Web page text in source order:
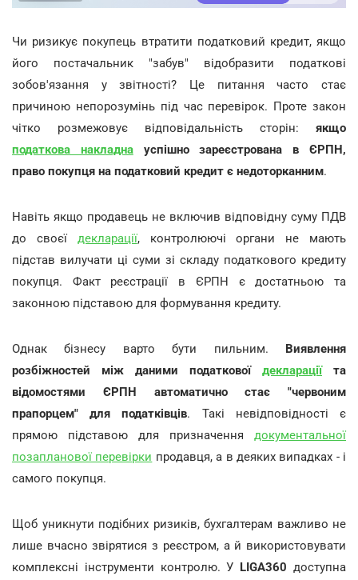
Чи ризикує покупець втратити податковий кредит, якщо
його постачальник "забув" відобразити податкові
зобов'язання у звітності? Це питання часто стає
причиною непорозумінь під час перевірок. Проте закон
чітко розмежовує відповідальність сторін: якщо
податкова накладнауспішно зареєстрована в ЄРПН,
право покупця на податковий кредит є недоторканним.
Навіть якщо продавець не включив відповідну суму ПДВ
до своєї декларації, контролюючі органи не мають
підстав вилучати ці суми зі складу податкового кредиту
покупця. Факт реєстрації в ЄРПН є достатньою та
законною підставою для формування кредиту.
Однак бізнесу варто бути пильним. Виявлення
розбіжностей між даними податкової деклараціїта
відомостями ЄРПН автоматично стає "червоним
прапорцем" для податківців. Такі невідповідності є
прямою підставою для призначення документальної
позапланової перевірки продавця, а в деяких випадках - і
самого покупця.
Щоб уникнути подібних ризиків, бухгалтерам важливо не
лише вчасно звірятися з реєстром, а й використовувати
комплексні інструменти контролю. У LIGA360 доступна